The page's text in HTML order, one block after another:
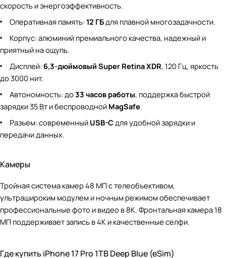
скорость и энергоэффективность.
Оперативная память: 12 ГБ для плавной многозадачности.
Корпус: алюминий премиального качества, надежный и
приятный на ощупь.
Дисплей: 6,3-дюймовый Super Retina XDR, 120 Гц, яркость
до 3000 нит.
Автономность: до 33 часов работы, поддержка быстрой
зарядки 35 Вт и беспроводной MagSafe.
Разъем: современный USB-C для удобной зарядки и
передачи данных.
Камеры
Тройная система камер 48 МП с телеобъективом,
ультрашироким модулем и ночным режимом обеспечивает
профессиональные фото и видео в 8K. Фронтальная камера 18
МП поддерживает запись в 4K и качественные селфи.
Где купить iPhone 17 Pro 1TB Deep Blue (eSim)